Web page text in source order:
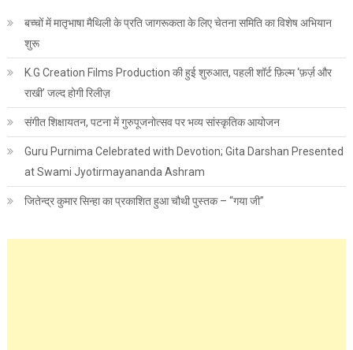
बच्चों में मातृभाषा मैथिली के प्रति जागरूकता के लिए चेतना समिति का विशेष अभियान
शुरू
K.G Creation Films Production की हुई शुरुआत, पहली शॉर्ट फ़िल्म ‘फ़र्ज़ और
राखी’ जल्द होगी रिलीज़
संगीत शिक्षायतन, पटना में गुरुपूजनोत्सव पर भव्य सांस्कृतिक आयोजन
Guru Purnima Celebrated with Devotion; Gita Darshan Presented
at Swami Jyotirmayananda Ashram
जितेन्द्र कुमार सिन्हा का प्रकाशित हुआ चौथी पुस्तक – “गया जी”